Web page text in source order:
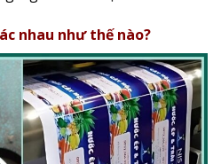
nhau như thế nào?